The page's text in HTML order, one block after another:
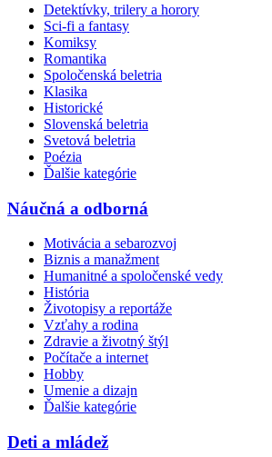
Detektívky, trilery a horory
Sci-fi a fantasy
Komiksy
Romantika
Spoločenská beletria
Klasika
Historické
Slovenská beletria
Svetová beletria
Poézia
Ďalšie kategórie
Náučná a odborná
Motivácia a sebarozvoj
Biznis a manažment
Humanitné a spoločenské vedy
História
Životopisy a reportáže
Vzťahy a rodina
Zdravie a životný štýl
Počítače a internet
Hobby
Umenie a dizajn
Ďalšie kategórie
Deti a mládež